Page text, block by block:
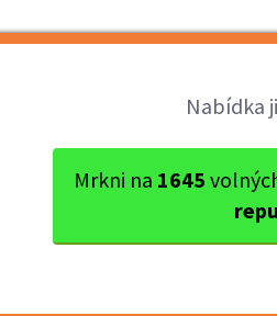
Nabídka
Mrkni na 1645
okres Olomouc Olomouc
sk. B -